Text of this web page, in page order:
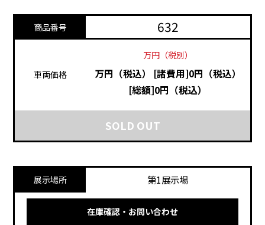
商品番号 632
車両価格
万円（税別）
万円（税込）
[諸費用]0円（税込）
[総額]0円（税込）
SOLD OUT
展示場所 第1展示場
在庫確認・お問い合わせ